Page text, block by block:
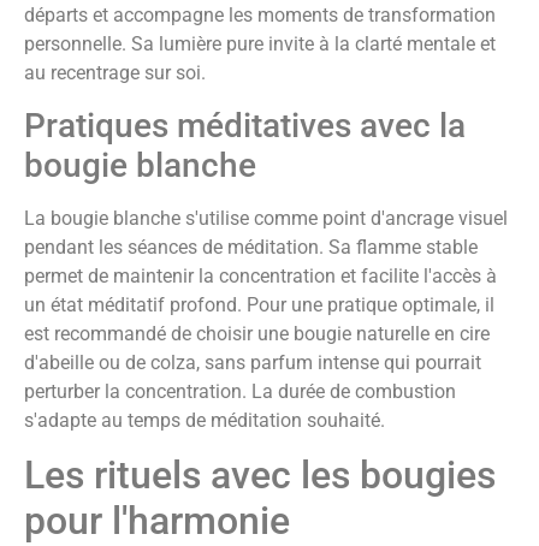
départs et accompagne les moments de transformation
personnelle. Sa lumière pure invite à la clarté mentale et
au recentrage sur soi.
Pratiques méditatives avec la
bougie blanche
La bougie blanche s'utilise comme point d'ancrage visuel
pendant les séances de méditation. Sa flamme stable
permet de maintenir la concentration et facilite l'accès à
un état méditatif profond. Pour une pratique optimale, il
est recommandé de choisir une bougie naturelle en cire
d'abeille ou de colza, sans parfum intense qui pourrait
perturber la concentration. La durée de combustion
s'adapte au temps de méditation souhaité.
Les rituels avec les bougies
pour l'harmonie